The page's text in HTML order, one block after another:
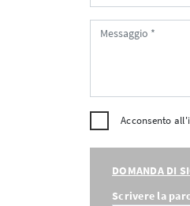
Acconsento
DOMANDA DI
Scrivere la